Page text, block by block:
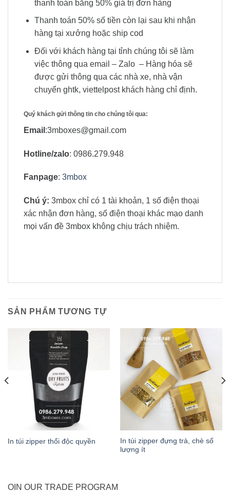
thanh toán bằng 50% giá trị đơn hàng
Thanh toán 50% số tiền còn lại sau khi nhận
hàng tại xưởng hoặc ship cod
Đối với khách hàng tại tỉnh chúng tôi sẽ làm
việc thông qua email – Zalo – Hàng hóa sẽ
được gửi thông qua các nhà xe, nhà vận
chuyển ghtk, viettelpost khách hàng chỉ định.
Quý khách gửi thông tin cho chúng tôi qua:
Email :3mboxes@gmail.com
Hotline/zalo: 0986.279.948
Fanpage: 3mbox
Chú ý: 3mbox chỉ có 1 tài khoản, 1 số điện thoại
xác nhận đơn hàng, số điện thoại khác mạo danh
mọi vấn đề 3mbox không chịu trách nhiệm.
SẢN PHẨM TƯƠNG TỰ
In túi zipper thổi độc quyền
In túi zipper đựng trà, chè số
lượng ít
OIN OUR TRADE PROGRAM